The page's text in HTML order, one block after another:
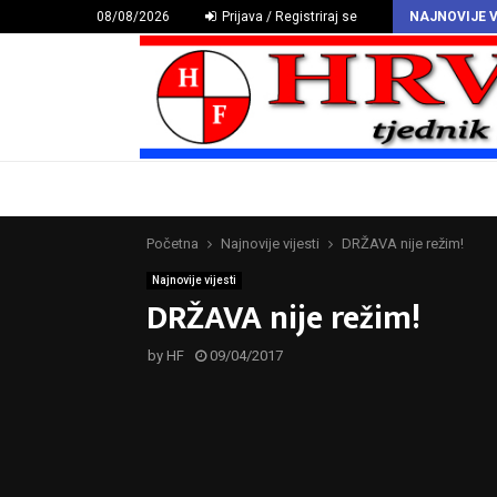
08/08/2026 Prijava / Registriraj se NAJNOVIJE
HAZU proglasio Deklaraciju o hrvatskomu povijesnom grbu
Početna Najnovije vijesti DRŽAVA nije režim!
Najnovije vijesti
DRŽAVA nije režim!
by HF 09/04/2017